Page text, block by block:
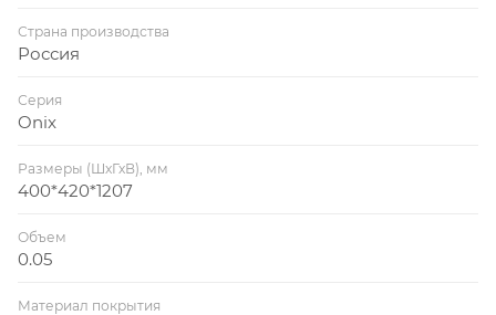
Страна производства
Россия
Серия
Onix
Размеры (ШхГхВ), мм
400*420*1207
Объем
0.05
Материал покрытия